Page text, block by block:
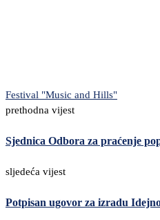
Festival "Music and Hills"
prethodna vijest
Sjednica Odbora za praćenje
sljedeća vijest
Potpisan ugovor za izradu